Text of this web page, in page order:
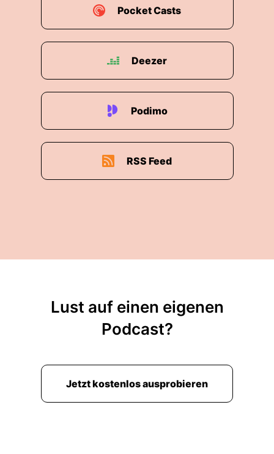
Pocket Casts
Deezer
Podimo
RSS Feed
Lust auf einen eigenen
Podcast?
Jetzt kostenlos ausprobieren